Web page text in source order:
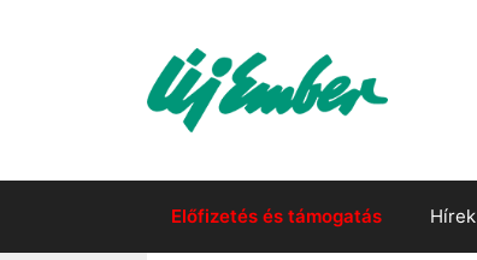
Előfizetés és támogatás Hírek